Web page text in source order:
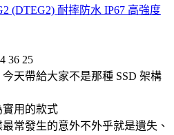
(DTEG2) 耐摔防水 IP67 高強度
天帶給大家不是那種 SSD 架構
用的款式
常發生的意外不外乎就是遺失、